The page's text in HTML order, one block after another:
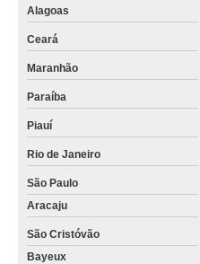
Alagoas
Ceará
Maranhão
Paraíba
Piauí
Rio de Janeiro
São Paulo
Aracaju
São Cristóvão
Bayeux